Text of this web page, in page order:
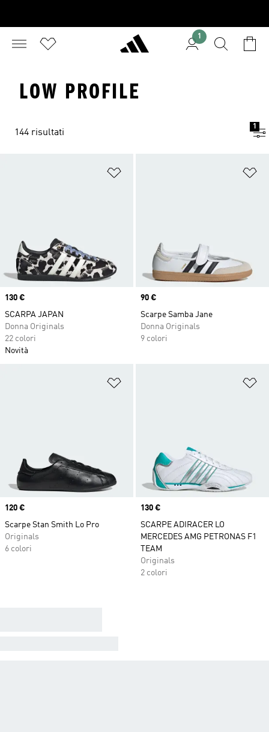
1
LOW PROFILE
144 risultati
1
Aggiungi alla lista dei desideri
Price
130 €
SCARPA JAPAN
Donna Originals
22 colori
Novità
Price
90 €
Scarpe Samba Jane
Donna Originals
9 colori
Aggiungi alla lista dei desideri
Price
120 €
Scarpe Stan Smith Lo Pro
Originals
6 colori
Price
130 €
SCARPE ADIRACER LO
MERCEDES AMG PETRONAS F1
TEAM
Originals
2 colori